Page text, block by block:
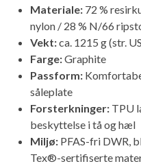
Materiale: 72 %
nylon / 28 % N/66
Vekt:ca. 1215 g (str.
Farge:Graphite
Passform:
såleplate
Forsterkninger: TPU
beskyttelse i tå og hæl
Miljø: PFAS-fri DWR,
Tex®-sertifiserte